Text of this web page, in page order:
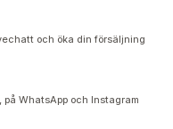
och öka din försäljning
WhatsApp och Instagram